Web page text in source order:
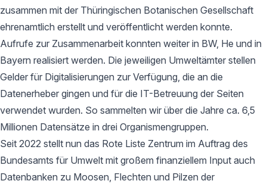
zusammen mit der Thüringischen Botanischen Gesellschaft
ehrenamtlich erstellt und veröffentlicht werden konnte.
Aufrufe zur Zusammenarbeit konnten weiter in BW, He und in
Bayern realisiert werden. Die jeweiligen Umweltämter stellen
Gelder für Digitalisierungen zur Verfügung, die an die
Datenerheber gingen und für die IT-Betreuung der Seiten
verwendet wurden. So sammelten wir über die Jahre ca. 6,5
Millionen Datensätze in drei Organismengruppen.
Seit 2022 stellt nun das Rote Liste Zentrum im Auftrag des
Bundesamts für Umwelt mit großem finanziellem Input auch
Datenbanken zu Moosen, Flechten und Pilzen der